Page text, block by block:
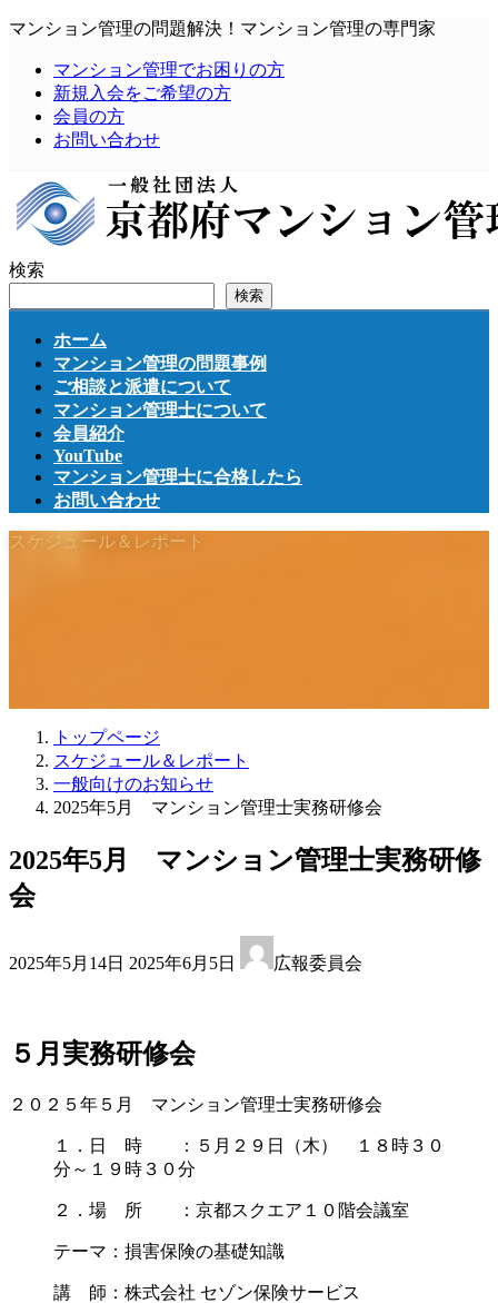
コ
ッ
プ
ナ
移
動
マンション管理の問題解決！マンション管理の専門家
マンション管理でお困りの方
新規入会をご希望の方
会員の方
お問い合わせ
検索
検索
ホーム
マンション管理の問題事例
ご相談と派遣について
マンション管理士について
会員紹介
YouTube
マンション管理士に合格したら
お問い合わせ
スケジュール＆レポート
トップページ
スケジュール＆レポート
一般向けのお知らせ
2025年5月 マンション管理士実務研修会
2025年5月 マンション管理士実務研修
会
2025年5月14日 終
日
時
2025年6月5日 広報委員会
５月実務研修会
２０２５年５月 マンション管理士実務研修会
１．日 時 ：５月２９日（木） １８時３０
分～１９時３０分
２．場 所 ：京都スクエア１０階会議室
テーマ：損害保険の基礎知識
講 師：株式会社 セゾン保険サービス